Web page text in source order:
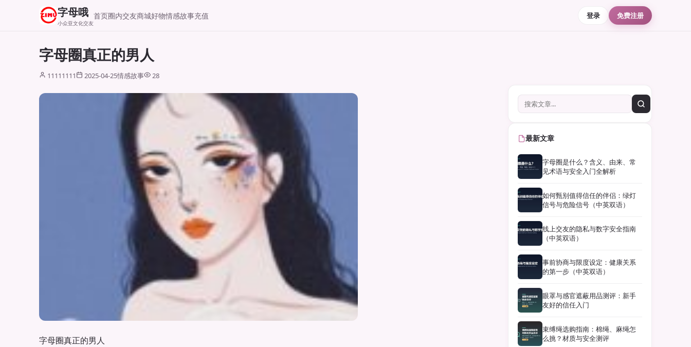
字母哦
小众亚文化交友
首页圈内交友商城好物情感故事充值 登录 免费注册
字母圈真正的男人
11111111 2025-04-25情感故事 28
字母圈真正的男人
最新文章
字母圈是什么？含义、由来、常
见术语与安全入门全解析
如何甄别值得信任的伴侣：绿灯
信号与危险信号（中英双语）
线上交友的隐私与数字安全指南
（中英双语）
事前协商与限度设定：健康关系
的第一步（中英双语）
眼罩与感官遮蔽用品测评：新手
友好的信任入门
束缚绳选购指南：棉绳、麻绳怎
么挑？材质与安全测评